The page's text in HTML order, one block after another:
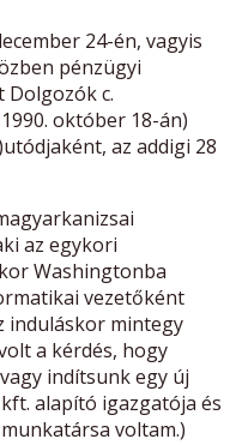
24-én, vagyis
pénzügyi
c.
október 18-án)
az addigi 28
az egykori
Washingtonba
vezetőként
induláskor mintegy
a kérdés, hogy
indítsunk egy új
alapító igazgatója és
voltam.)